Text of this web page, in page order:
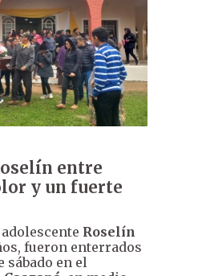
entre
y un fuerte
Roselín
fueron enterrados
sábado en el